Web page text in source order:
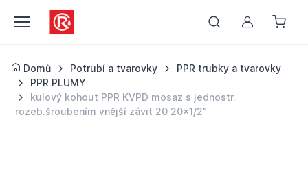
Můj účet
Domů Potrubí a tvarovky
PPR trubky a tvarovky
PPR PLUMY
kulový kohout PPR KVPD mosaz s jednostr.
rozeb.šroubením vnější závit 20 20x1/2"